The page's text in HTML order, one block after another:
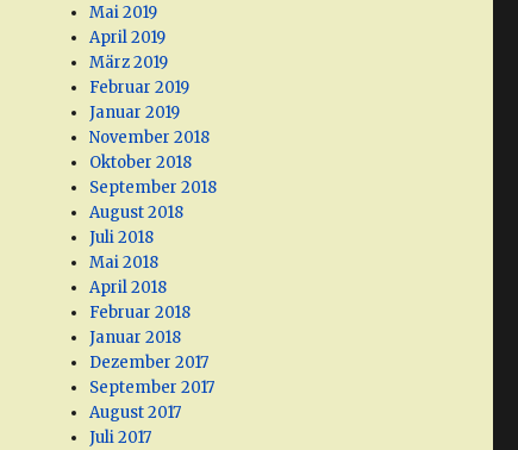
Mai 2019
April 2019
März 2019
Februar 2019
Januar 2019
November 2018
Oktober 2018
September 2018
August 2018
Juli 2018
Mai 2018
April 2018
Februar 2018
Januar 2018
Dezember 2017
September 2017
August 2017
Juli 2017